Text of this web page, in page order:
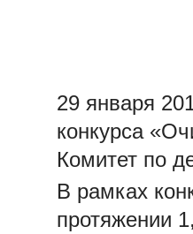
29 января
конкурса
Комитет по
В рамках
протяжении